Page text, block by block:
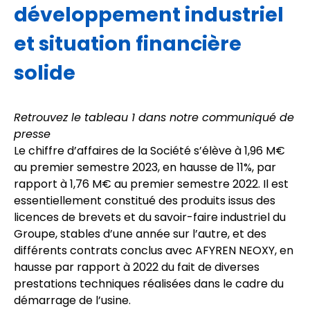
développement industriel
et situation financière
solide
Retrouvez le tableau 1 dans notre communiqué de
presse
Le chiffre d’affaires de la Société s’élève à 1,96 M€
au premier semestre 2023, en hausse de 11%, par
rapport à 1,76 M€ au premier semestre 2022. Il est
essentiellement constitué des produits issus des
licences de brevets et du savoir-faire industriel du
Groupe, stables d’une année sur l’autre, et des
différents contrats conclus avec AFYREN NEOXY, en
hausse par rapport à 2022 du fait de diverses
prestations techniques réalisées dans le cadre du
démarrage de l’usine.